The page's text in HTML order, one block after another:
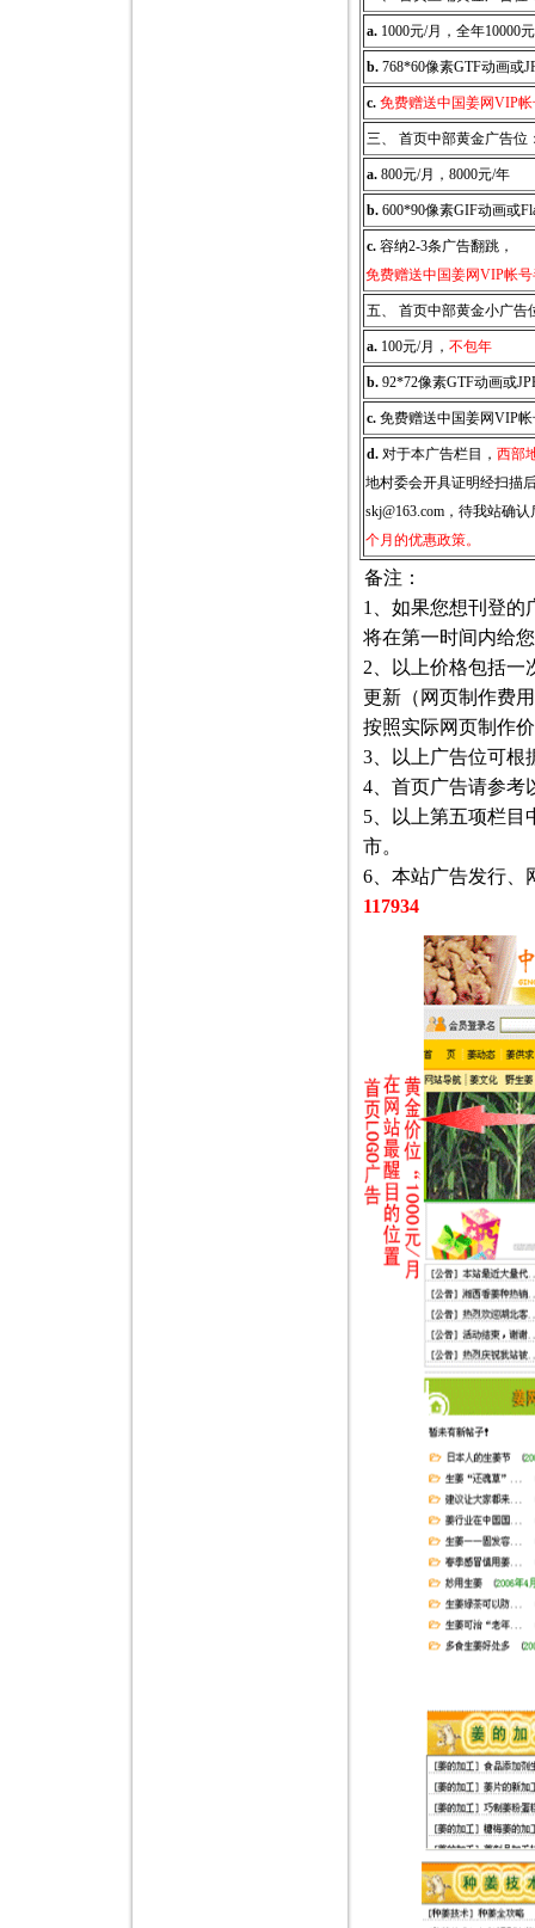
a. 1000元/月，全年10000元
b. 768*60像素GTF动画或
c. 免费赠送中国姜网VIP
三、 首页中部黄金广告位
a. 800元/月，8000元/年
b. 600*90像素GIF动画或
c. 容纳2-3条广告翻跳，
免费赠送中国姜网VIP帐
五、 首页中部黄金小广告
a. 100元/月， 不包年
b. 92*72像素GTF动画或
c. 免费赠送中国姜网VIP
d. 对于本广告栏目， 西部
地村委会开具证明经扫描
skj@163.com ，待我站确
个月的优惠政策。
备注：
1、如果您想刊登
将在第一时间内给
2、以上价格包括一
更新（网页制作费
按照实际网页制作
3、以上广告位可根
4、首页广告请参考
5、以上第五项栏目
市。
6、本站广告发行、
117934